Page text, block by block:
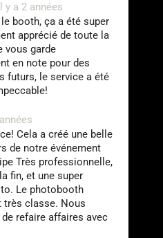
y a 2 années
booth, ça a été super
apprécié de toute la
vous garde
en note pour des
futurs, le service a été
Cela a créé une belle
de notre événement
Très professionnelle,
fin, et une super
Le photobooth
très classe. Nous
refaire affaires avec